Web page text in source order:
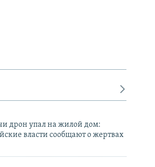
дрон упал на жилой дом:
власти сообщают о жертвах